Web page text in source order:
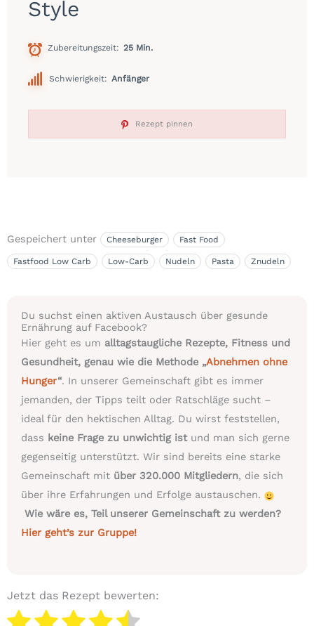
Style
Zubereitungszeit 25 Min.
Schwierigkeit: Anfänger
Rezept pinnen
Gespeichert unter Cheeseburger Fast Food
Fastfood Low Carb Low-Carb Nudeln Pasta Znudeln
Du suchst einen aktiven Austausch über gesunde
Ernährung auf Facebook?
Hier geht es um alltagstaugliche Rezepte, Fitness und
Gesundheit, genau wie die Methode „Abnehmen ohne
Hunger“. In unserer Gemeinschaft gibt es immer
jemanden, der Tipps teilt oder Ratschläge sucht –
ideal für den hektischen Alltag. Du wirst feststellen,
dass keine Frage zu unwichtig istund man sich gerne
gegenseitig unterstützt. Wir sind bereits eine starke
Gemeinschaft mit über 320.000 Mitgliedern, die sich
über ihre Erfahrungen und Erfolge austauschen.
Wie wäre es, Teil unserer Gemeinschaft zu werden?
Hier geht’s zur Gruppe!
Jetzt das Rezept bewerten: